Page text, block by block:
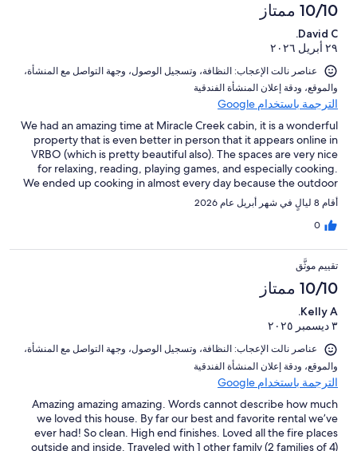
10/10 ممتاز
David C.
٢٩ أبريل ٢٠٢٦
عناصر نالت الإعجاب: ⁦النظافة⁩، و⁦تسجيل الوصول⁩، و⁦جهة التواصل مع المنشأة⁩،
و⁦الموقع⁩، و⁦دقة إعلان المنشأة الفندقية⁩
الترجمة باستخدام Google
We had an amazing time at Miracle Creek cabin, it is a wonderful
property that is even better in person that it appears online in
VRBO (which is pretty beautiful also). The spaces are very nice
for relaxing, reading, playing games, and especially cooking.
We ended up cooking in almost every day because the outdoor
kitchen with fireplace, beautiful grill and green egg was one of
our favorite spaces in the house. The environment is very serene
with Fightingtown creek girgling buy just steps below the lower
fully functional Nest appliances. The game room was a hit, with
exciting pool tournaments every night while we listened to
music. The property is a short 20 minutes to Blueridge where
you can source anything and everything you might need. Our
host was very attentive and stayed in touch with us to help with
questions. We will definitely plan to return here and highly
recommend you consider doing the same. Definitely 5 stars
across the board.
أقام 8 ليالٍ في شهر أبريل عام 2026
0
تقييم موثَّق
10/10 ممتاز
Kelly A.
٣ ديسمبر ٢٠٢٥
عناصر نالت الإعجاب: ⁦النظافة⁩، و⁦تسجيل الوصول⁩، و⁦جهة التواصل مع المنشأة⁩،
و⁦الموقع⁩، و⁦دقة إعلان المنشأة الفندقية⁩
الترجمة باستخدام Google
Amazing amazing amazing. Words cannot describe how much
we loved this house. By far our best and favorite rental we’ve
ever had! So clean. High end finishes. Loved all the fire places
outside and inside. Traveled with 1 other family (2 families of 4)